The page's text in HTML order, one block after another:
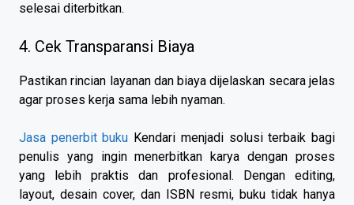
selesai diterbitkan.
4. Cek Transparansi Biaya
Pastikan rincian layanan dan biaya dijelaskan secara jelas
agar proses kerja sama lebih nyaman.
Jasa penerbit buku Kendari menjadi solusi terbaik bagi
penulis yang ingin menerbitkan karya dengan proses
yang lebih praktis dan profesional. Dengan editing,
layout, desain cover, dan ISBN resmi, buku tidak hanya